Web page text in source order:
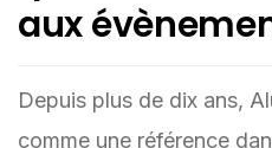
aux
Depuis plus de dix ans,
comme une référence